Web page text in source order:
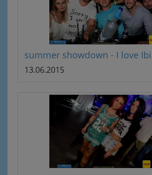
summer showdown - I love
13.06.2015